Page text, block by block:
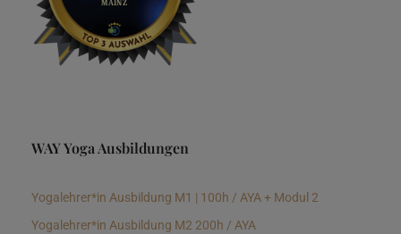
WAY Yoga Ausbildungen
Yogalehrer*in Ausbildung M1 | 100h / AYA + Modul 2
Yogalehrer*in Ausbildung M2 200h / AYA